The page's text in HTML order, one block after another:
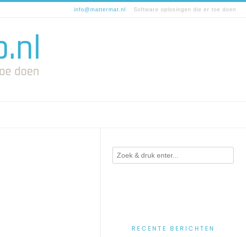
info@mattermat.nl Software oplosingen die er toe doen
RECENTE BERICHTEN